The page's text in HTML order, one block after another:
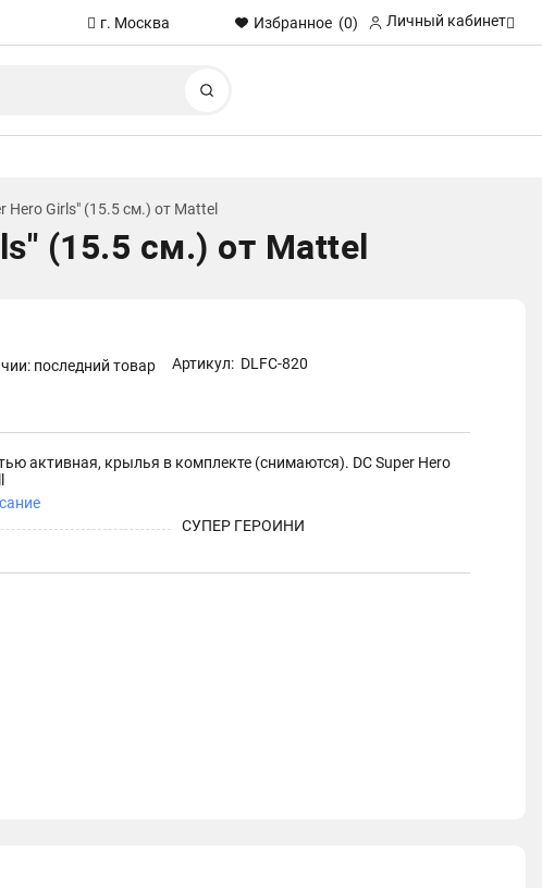
г. Москва Избранное (0) Личный кабинет
Girls" (15.5 см.) от Mattel
(15.5 см.) от Mattel
последний товар Артикул: DLFC-820
активная, крылья в комплекте (снимаются). DC Super Hero
СУПЕР ГЕРОИНИ